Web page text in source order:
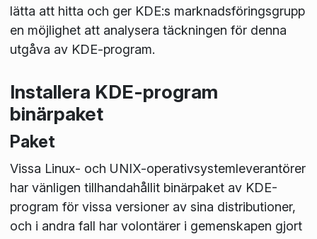
lätta att hitta och ger KDE:s marknadsföringsgrupp
en möjlighet att analysera täckningen för denna
utgåva av KDE-program.
Installera KDE-program
binärpaket
Paket
Vissa Linux- och UNIX-operativsystemleverantörer
har vänligen tillhandahållit binärpaket av KDE-
program för vissa versioner av sina distributioner,
och i andra fall har volontärer i gemenskapen gjort